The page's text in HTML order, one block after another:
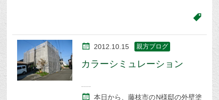
2012.10.15 親方ブログ
カラーシミュレーション
本日から、藤枝市のN様邸の外壁塗